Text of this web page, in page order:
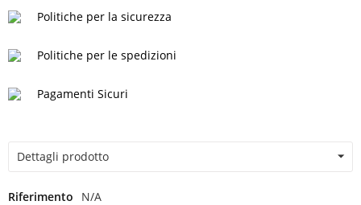
Politiche per la sicurezza
Politiche per le spedizioni
Pagamenti Sicuri
Dettagli prodotto
Riferimento
N/A